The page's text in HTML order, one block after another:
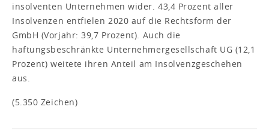
insolventen Unternehmen wider. 43,4 Prozent aller
Insolvenzen entfielen 2020 auf die Rechtsform der
GmbH (Vorjahr: 39,7 Prozent). Auch die
haftungsbeschränkte Unternehmergesellschaft UG (12,1
Prozent) weitete ihren Anteil am Insolvenzgeschehen
aus.
(5.350 Zeichen)